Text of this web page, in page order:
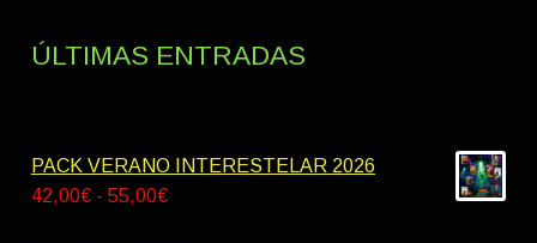
ÚLTIMAS ENTRADAS
PACK VERANO INTERESTELAR 2026
42,00€ - 55,00€Rango